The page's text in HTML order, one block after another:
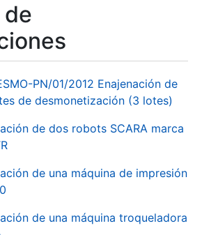
PN/01/2012 Enajenación de
de desmonetización (3 lotes)
de dos robots SCARA marca
de una máquina de impresión
de una máquina troqueladora